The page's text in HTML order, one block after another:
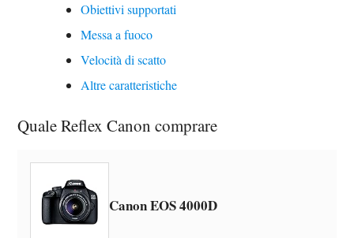
Obiettivi supportati
Messa a fuoco
Velocità di scatto
Altre caratteristiche
Quale Reflex Canon comprare
Canon EOS 4000D